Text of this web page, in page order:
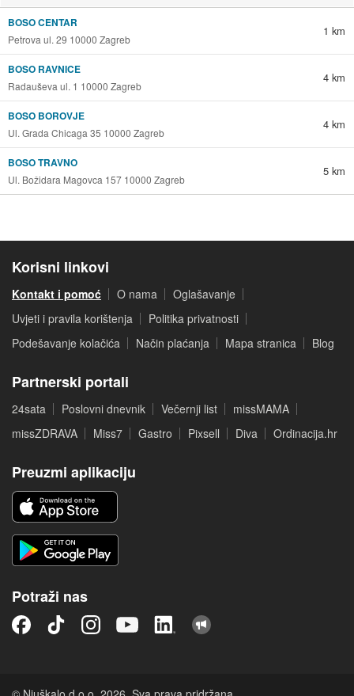
BOSO CENTAR
Petrova ul. 29 10000 Zagreb
1 km
BOSO RAVNICE
Radauševa ul. 1 10000 Zagreb
4 km
BOSO BOROVJE
Ul. Grada Chicaga 35 10000 Zagreb
4 km
BOSO TRAVNO
Ul. Božidara Magovca 157 10000 Zagreb
5 km
Korisni linkovi
Kontakt i pomoć O nama
Oglašavanje
Uvjeti i pravila korištenja
Politika privatnosti
Podešavanje kolačića
Način plaćanja Mapa stranica Blog
Partnerski portali
24sata Poslovni dnevnik Večernji list
missMAMA
missZDRAVA
Miss7 Gastro Pixsell Diva Ordinacija.hr
Preuzmi aplikaciju
Potraži nas